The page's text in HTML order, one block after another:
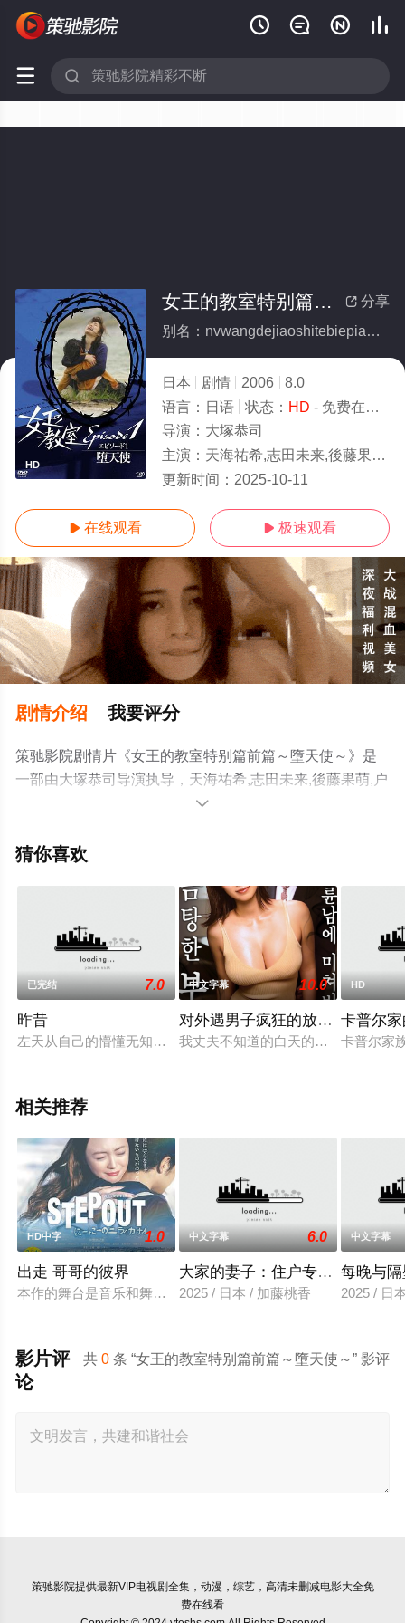
   
 
HD
 分享
女王的教室特别篇前篇～墮天使～
别名：nvwangdejiaoshitebiepianqianpianduotianshi
日本 剧情 2006
8.0
语言： 日语 状态： HD - 免费在线观看
导演： 大塚恭司
主演： 天海祐希,志田未来,後藤果萌,户田惠梨香,生濑胜久
更新时间： 2025-10-11
 在线观看  极速观看
剧情介绍 我要评分
策驰影院剧情片《女王的教室特别篇前篇～墮天使～》是
一部由大塚恭司导演执导，天海祐希,志田未来,後藤果萌,户
田惠梨香,生濑胜久等明星精彩演绎的日本电影，手机免费
关信息可移步至豆瓣电影、电视猫或剧情网等平台了解。

猜你喜欢
已完结 7.0
昨昔
左天从自己的懵懂无知到最后的人生感悟历经了许多的人和事。
中文字幕 10.0
对外遇男子疯狂的放荡妻子
我丈夫不知道的白天的我......饥渴的
HD
卡普尔
卡普尔家
相关推荐
HD中字 1.0
出走 哥哥的彼界
本作的舞台是音乐和舞蹈融入生活的冲绳。与母亲朱音、妹妹舞
中文字幕 6.0
大家的妻子：住户专用洞口
2025 / 日本 / 加藤桃香
中文字幕
每晚与
2025 / 日
共0 条 “女王的教室特别篇前篇～墮天使～” 影评
影片评
论
策驰影院提供最新VIP电视剧全集，动漫，综艺，高清未删减电影大全免
费在线看